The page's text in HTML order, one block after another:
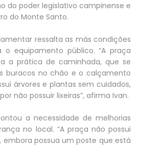
do poder legislativo campinense e
do Monte Santo.
ressalta as más condições
equipamento público. “A praça
a prática de caminhada, que se
buracos no chão e o calçamento
árvores e plantas sem cuidados,
não possuir lixeiras”, afirma Ivan.
a necessidade de melhorias
no local. “A praça não possui
possua um poste que está